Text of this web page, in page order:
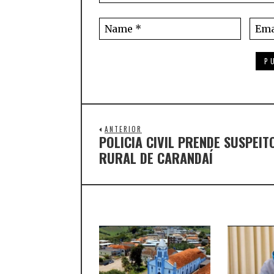
ANTERIOR
POLICIA CIVIL PRENDE
RURAL DE CARANDAÍ